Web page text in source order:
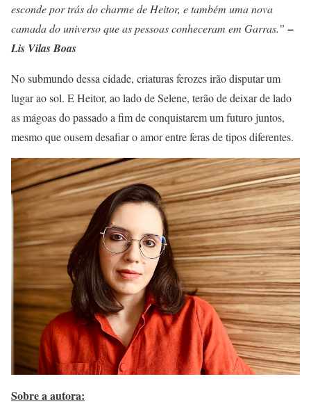
esconde por trás do charme de Heitor, e também uma nova
camada do universo que as pessoas conheceram em Garras.”–
Lis Vilas Boas
No submundo dessa cidade, criaturas ferozes irão disputar um
lugar ao sol. E Heitor, ao lado de Selene, terão de deixar de lado
as mágoas do passado a fim de conquistarem um futuro juntos,
mesmo que ousem desafiar o amor entre feras de tipos diferentes.
Sobre a autora: